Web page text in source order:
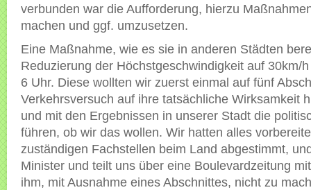
verbunden war die Aufforderung, hierzu
machen und ggf. umzusetzen.
Eine Maßnahme, wie es sie in anderen Städten
Reduzierung der Höchstgeschwindigkeit auf 30km/
6 Uhr. Diese wollten wir zuerst einmal auf fünf
Verkehrsversuch auf ihre tatsächliche Wirksamkeit
und mit den Ergebnissen in unserer Stadt die
führen, ob wir das wollen. Wir hatten alles
zuständigen Fachstellen beim Land abgestimmt,
Minister und teilt uns über eine Boulevardzeitung
ihm, mit Ausnahme eines Abschnittes, nicht zu